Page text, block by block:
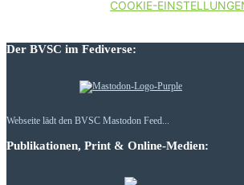
COOKIE-
Der BVSC im Fediverse:
Webseite lädt den BVSC Mastodon Feed...
Publikationen, Print & Online-Medien: